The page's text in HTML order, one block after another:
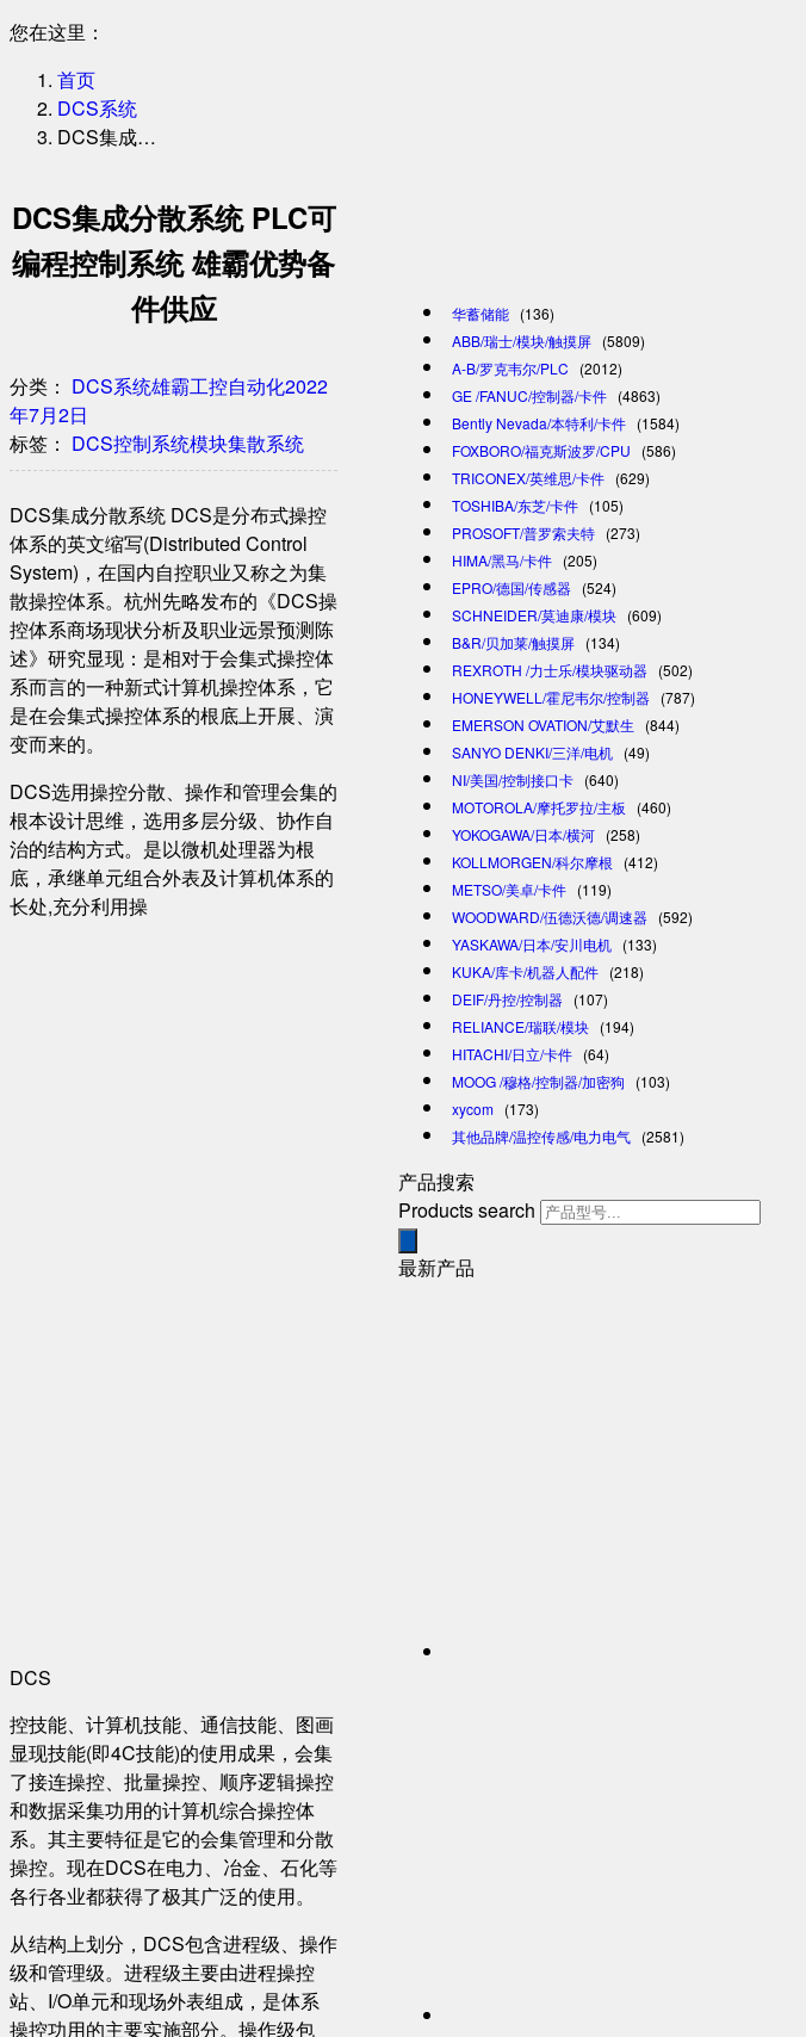
您在这里：
首页
DCS系统
DCS集成…
DCS集成分散系统 PLC可
编程控制系统 雄霸优势备
件供应
分类： DCS系统雄霸工控自动化2022
年7月2日
标签： DCS控制系统模块集散系统
DCS集成分散系统 DCS是分布式操控
体系的英文缩写(Distributed Control
System)，在国内自控职业又称之为集
散操控体系。杭州先略发布的《DCS操
控体系商场现状分析及职业远景预测陈
述》研究显现：是相对于会集式操控体
系而言的一种新式计算机操控体系，它
是在会集式操控体系的根底上开展、演
变而来的。
DCS选用操控分散、操作和管理会集的
根本设计思维，选用多层分级、协作自
治的结构方式。是以微机处理器为根
底，承继单元组合外表及计算机体系的
长处,充分利用操
DCS
控技能、计算机技能、通信技能、图画
显现技能(即4C技能)的使用成果，会集
了接连操控、批量操控、顺序逻辑操控
和数据采集功用的计算机综合操控体
系。其主要特征是它的会集管理和分散
操控。现在DCS在电力、冶金、石化等
各行各业都获得了极其广泛的使用。
从结构上划分，DCS包含进程级、操作
级和管理级。进程级主要由进程操控
站、I/O单元和现场外表组成，是体系
操控功用的主要实施部分。操作级包
华蓄储能 (136)
ABB/瑞士/模块/触摸屏 (5809)
A-B/罗克韦尔/PLC
(2012)
GE /FANUC/控制器/卡件 (4863)
Bently Nevada/本特利/卡件 (1584)
FOXBORO/福克斯波罗/CPU
(586)
TRICONEX/英维思/卡件 (629)
TOSHIBA/东芝/卡件 (105)
PROSOFT/普罗索夫特 (273)
HIMA/黑马/卡件 (205)
EPRO/德国/传感器 (524)
SCHNEIDER/莫迪康/模块 (609)
B&R/贝加莱/触摸屏 (134)
REXROTH /力士乐/模块驱动器 (502)
HONEYWELL/霍尼韦尔/控制器 (787)
EMERSON OVATION/艾默生
(844)
SANYO DENKI/三洋/电机 (49)
NI/美国/控制接口卡 (640)
MOTOROLA/摩托罗拉/主板
(460)
YOKOGAWA/日本/横河 (258)
KOLLMORGEN/科尔摩根
(412)
METSO/美卓/卡件 (119)
WOODWARD/伍德沃德/调速器 (592)
YASKAWA/日本/安川电机 (133)
KUKA/库卡/机器人配件 (218)
DEIF/丹控/控制器 (107)
RELIANCE/瑞联/模块 (194)
HITACHI/日立/卡件 (64)
MOOG /穆格/控制器/加密狗
(103)
xycom (173)
其他品牌/温控传感/电力电气 (2581)
产品搜索
Products search
最新产品